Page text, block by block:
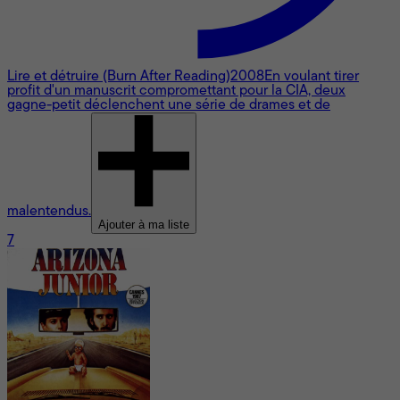
Lire et détruire (Burn After Reading)2008En voulant tirer
profit d'un manuscrit compromettant pour la CIA, deux
gagne-petit déclenchent une série de drames et de
malentendus.
Ajouter à ma liste
7